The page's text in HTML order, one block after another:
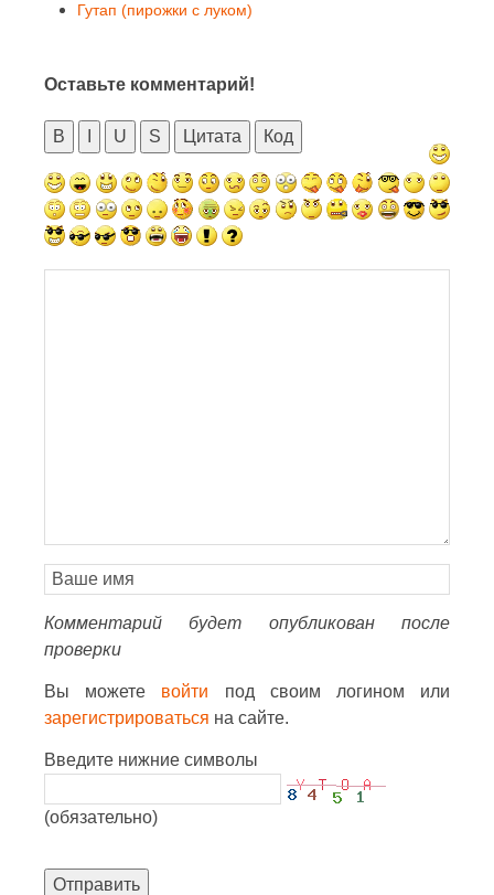
Гутап (пирожки с луком)
Оставьте комментарий!
B U S Цитата Код
Комментарий будет опубликован после
проверки
Вы можете войти под своим логином или
зарегистрироваться на сайте.
Введите нижние символы
(обязательно)
Отправить